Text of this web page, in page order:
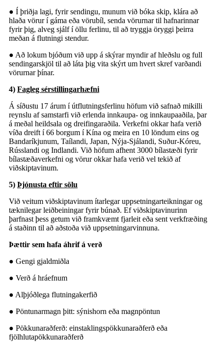
● Í þriðja lagi, fyrir sendingu, munum við bóka skip, klára að
hlaða vörur í gáma eða vörubíl, senda vörurnar til hafnarinnar
fyrir þig, alveg sjálf í öllu ferlinu, til að tryggja öryggi þeirra
meðan á flutningi stendur.
● Að lokum bjóðum við upp á skýrar myndir af hleðslu og full
sendingarskjöl til að láta þig vita skýrt um hvert skref varðandi
vörurnar þínar.
4) Fagleg sérstillingarhæfni
Á síðustu 17 árum í útflutningsferlinu höfum við safnað mikilli
reynslu af samstarfi við erlenda innkaupa- og innkaupaaðila, þar
á meðal heildsala og dreifingaraðila. Verkefni okkar hafa verið
víða dreift í 66 borgum í Kína og meira en 10 löndum eins og
Bandaríkjunum, Taílandi, Japan, Nýja-Sjálandi, Suður-Kóreu,
Rússlandi og Indlandi. Við höfum afhent 3000 bílastæði fyrir
bílastæðaverkefni og vörur okkar hafa verið vel tekið af
viðskiptavinum.
5) Þjónusta eftir sölu
Við veitum viðskiptavinum ítarlegar uppsetningarteikningar og
tæknilegar leiðbeiningar fyrir búnað. Ef viðskiptavinurinn
þarfnast þess getum við framkvæmt fjarleit eða sent verkfræðing
á staðinn til að aðstoða við uppsetningarvinnuna.
Þættir sem hafa áhrif á verð
● Gengi gjaldmiðla
● Verð á hráefnum
● Alþjóðlega flutningakerfið
● Pöntunarmagn þitt: sýnishorn eða magnpöntun
● Pökkunaraðferð: einstaklingspökkunaraðferð eða
fjölhlutapökkunaraðferð